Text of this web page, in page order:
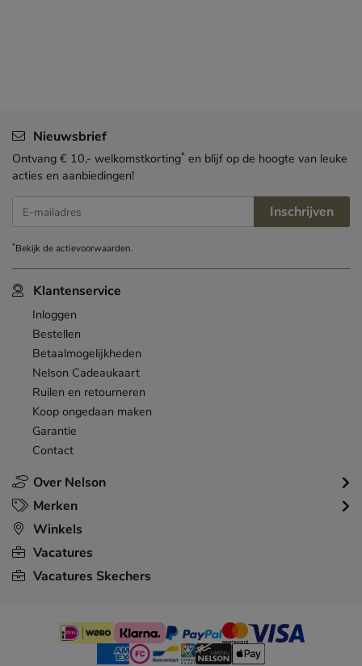
Over Nelson
Klantenservice
Inloggen
Bestellen
Betaalmogelijkheden
Nelson Cadeaukaart
Ruilen en retourneren
Koop ongedaan maken
Garantie
Contact
Merken
Winkels
Vacatures
Vacatures Skechers
Nieuwsbrief
Ontvang € 10,- welkomstkorting* en blijf op de hoogte van leuke
acties en aanbiedingen!
E-mailadres Inschrijven
*Bekijk deactievoorwaarden.